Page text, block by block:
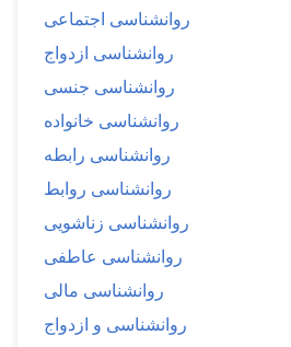
روانشناسی اجتماعی
روانشناسی ازدواج
روانشناسی جنسی
روانشناسی خانواده
روانشناسی رابطه
روانشناسی روابط
روانشناسی زناشویی
روانشناسی عاطفی
روانشناسی مالی
روانشناسی و ازدواج